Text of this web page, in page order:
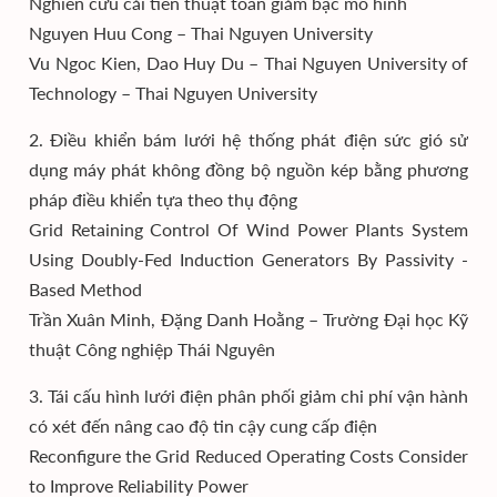
Nguyen Huu Cong – Thai Nguyen University
Vu Ngoc Kien, Dao Huy Du – Thai Nguyen University of
Technology – Thai Nguyen University
2. Điều khiển bám lưới hệ thống phát điện sức gió sử
dụng máy phát không đồng bộ nguồn kép bằng phương
pháp điều khiển tựa theo thụ động
Grid Retaining Control Of Wind Power Plants System
Using Doubly-Fed Induction Generators By Passivity -
Based Method
Trần Xuân Minh, Đặng Danh Hoằng – Trường Đại học Kỹ
thuật Công nghiệp Thái Nguyên
3. Tái cấu hình lưới điện phân phối giảm chi phí vận hành
có xét đến nâng cao độ tin cậy cung cấp điện
Reconfigure the Grid Reduced Operating Costs Consider
to Improve Reliability Power